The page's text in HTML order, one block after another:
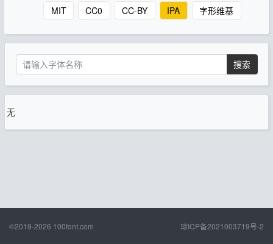
MIT CC0 CC-BY IPA 字形维基
搜索
无
©2019-2026 100font.com 琼ICP备2021003719号-2